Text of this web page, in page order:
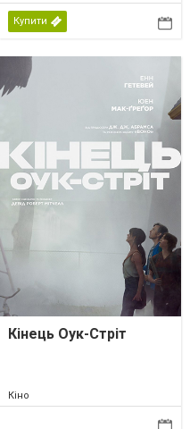
Купити
Кінець Оук-Стріт
Кіно